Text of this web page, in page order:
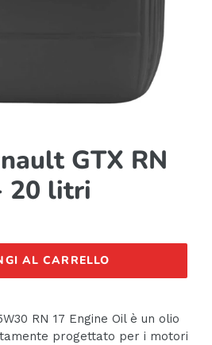
GTX RN
20 litri
AL CARRELLO
RN 17 Engine Oil è un olio
progettato per i motori